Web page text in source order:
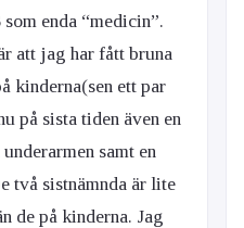
enda “medicin”.
att jag har fått bruna
kinderna(sen ett par
på sista tiden även en
samt en
två sistnämnda är lite
de på kinderna. Jag